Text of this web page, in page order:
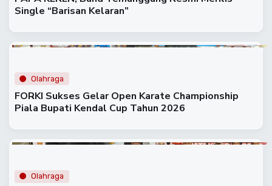
Single “Barisan Kelaran”
Olahraga
FORKI Sukses Gelar Open Karate Championship
Piala Bupati Kendal Cup Tahun 2026
Olahraga